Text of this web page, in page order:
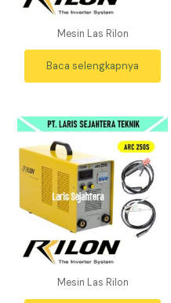
Mesin Las Rilon
Baca selengkapnya
Mesin Las Rilon